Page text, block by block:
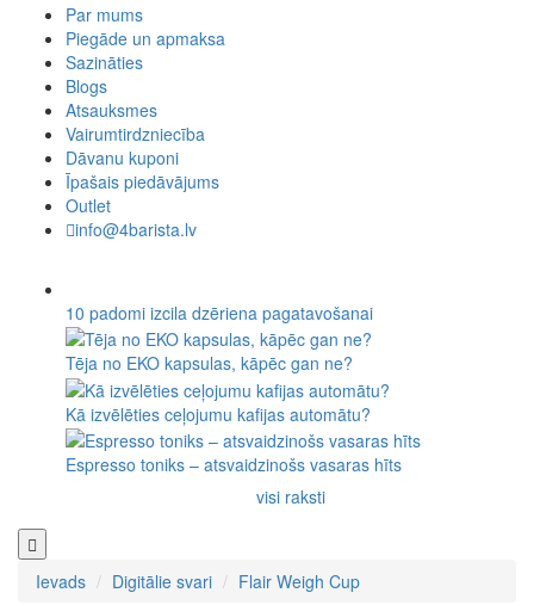
Par mums
Piegāde un apmaksa
Sazināties
Blogs
Atsauksmes
Vairumtirdzniecība
Dāvanu kuponi
Īpašais piedāvājums
Outlet
info@4barista.lv
10 padomi izcila dzēriena pagatavošanai
Tēja no EKO kapsulas, kāpēc gan ne?
Kā izvēlēties ceļojumu kafijas automātu?
Espresso toniks – atsvaidzinošs vasaras hīts
visi raksti
Ievads Digitālie svari Flair Weigh Cup